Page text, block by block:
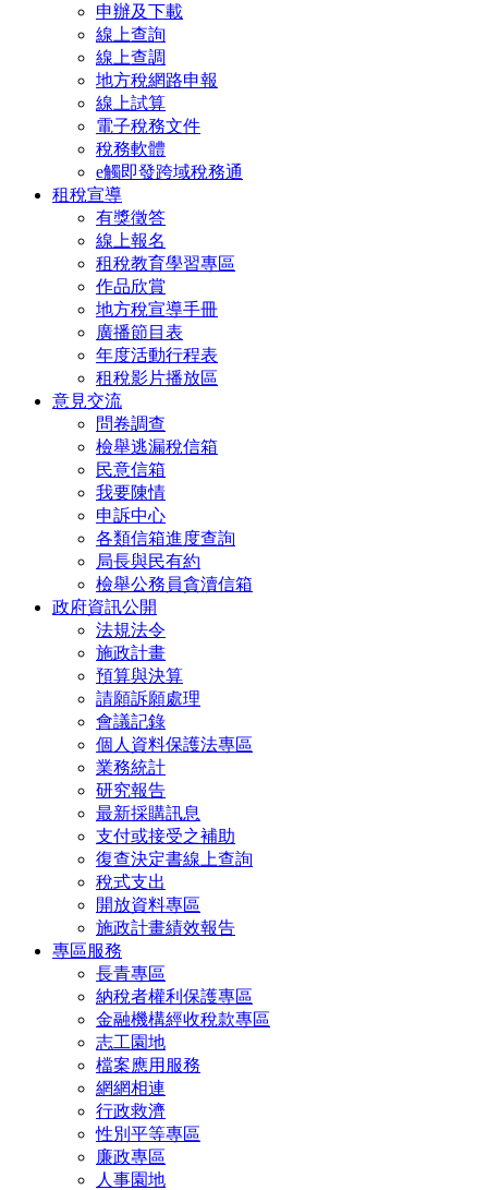
申辦及下載
線上查詢
線上查調
地方稅網路申報
線上試算
電子稅務文件
稅務軟體
e觸即發跨域稅務通
租稅宣導
有獎徵答
線上報名
租稅教育學習專區
作品欣賞
地方稅宣導手冊
廣播節目表
年度活動行程表
租稅影片播放區
意見交流
問卷調查
檢舉逃漏稅信箱
民意信箱
我要陳情
申訴中心
各類信箱進度查詢
局長與民有約
檢舉公務員貪瀆信箱
政府資訊公開
法規法令
施政計畫
預算與決算
請願訴願處理
會議記錄
個人資料保護法專區
業務統計
研究報告
最新採購訊息
支付或接受之補助
復查決定書線上查詢
稅式支出
開放資料專區
施政計畫績效報告
專區服務
長青專區
納稅者權利保護專區
金融機構經收稅款專區
志工園地
檔案應用服務
網網相連
行政救濟
性別平等專區
廉政專區
人事園地